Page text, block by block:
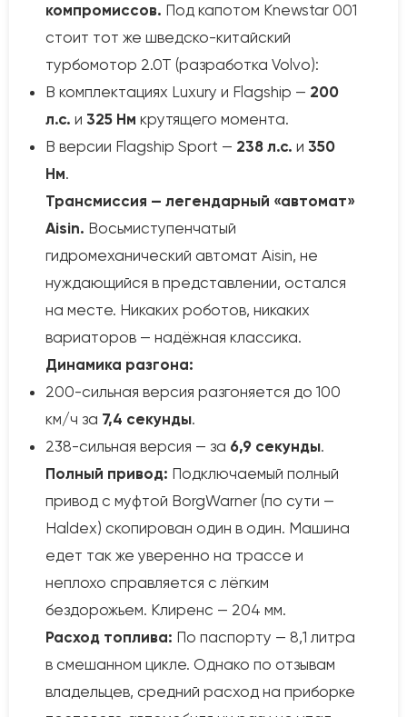
компромиссов. Под капотом Knewstar 001
стоит тот же шведско-китайский
турбомотор 2.0Т (разработка Volvo):
В комплектациях Luxury и Flagship — 200
л.с. и 325 Нм крутящего момента.
В версии Flagship Sport — 238 л.с. и 350
Нм.
Трансмиссия — легендарный «автомат»
Aisin. Восьмиступенчатый
гидромеханический автомат Aisin, не
нуждающийся в представлении, остался
на месте. Никаких роботов, никаких
вариаторов — надёжная классика.
Динамика разгона:
200-сильная версия разгоняется до 100
км/ч за 7,4 секунды.
238-сильная версия — за 6,9 секунды.
Полный привод: Подключаемый полный
привод с муфтой BorgWarner (по сути —
Haldex) скопирован один в один. Машина
едет так же уверенно на трассе и
неплохо справляется с лёгким
бездорожьем. Клиренс — 204 мм.
Расход топлива: По паспорту — 8,1 литра
в смешанном цикле. Однако по отзывам
владельцев, средний расход на приборке